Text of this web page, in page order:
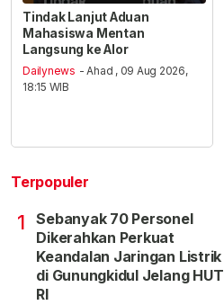
Tindak Lanjut Aduan
Mahasiswa Mentan
Langsung ke Alor
Dailynews - Ahad , 09 Aug 2026,
18:15 WIB
Terpopuler
1
Sebanyak 70 Personel
Dikerahkan Perkuat
Keandalan Jaringan Listrik
di Gunungkidul Jelang HUT
RI